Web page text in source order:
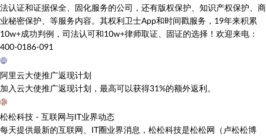
法认证和证据保全、固化服务的公司，还有版权保护、知识产权保护、商
业秘密保护、等服务内容。其权利卫士App和时间戳服务，19年来积累
10w+成功判例，司法认可和10w+律师取证、固证的选择！欢迎来电：
400-0186-091
阿
阿里云大使推广返现计划
加入云大使推广返现计划，最高可以获得31%的额外返利。
松
松松科技 - 互联网与IT业界动态
每天提供最新的互联网、IT圈业界消息，松松科技是松松网（卢松松博